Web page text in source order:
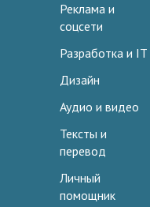
Реклама и
соцсети
Разработка и IT
Дизайн
Аудио и видео
Тексты и
перевод
Личный
помощник